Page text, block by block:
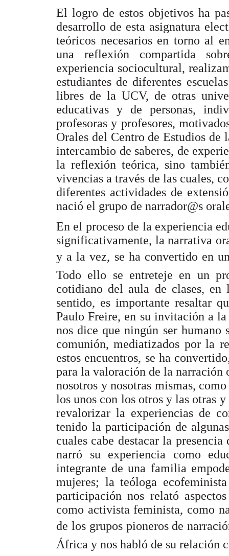
El logro de estos objetivos ha
desarrollo de esta asignatura
teóricos necesarios en torno al
una reflexión compartida
experiencia sociocultural,
estudiantes de diferentes
libres de la UCV, de otras
educativas y de personas,
profesoras y profesores,
Orales del Centro de Estudios
intercambio de saberes, de
la reflexión teórica, sino
vivencias a través de las cuales,
diferentes actividades de
nació el grupo de narrador@s
En el proceso de la experiencia
significativamente, la narrativa
y a la vez, se ha convertido en
Todo ello se entreteje en un
cotidiano del aula de clases, en
sentido, es importante resaltar
Paulo Freire, en su invitación a
nos dice que ningún ser humano
comunión, mediatizados por la
estos encuentros, se ha
para la valoración de la narración
nosotros y nosotras mismas,
los unos con los otros y las otras
revalorizar la experiencias de
tenido la participación de
cuales cabe destacar la
narró su experiencia como
integrante de una familia
mujeres; la teóloga
participación nos relató
como activista feminista, como
de los grupos pioneros de
África y nos habló de su relación